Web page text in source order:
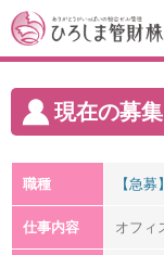
現在の募集
職種 【急
仕事内容 オフィ